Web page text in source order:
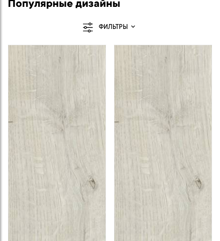
Популярные дизайны
ФИЛЬТРЫ